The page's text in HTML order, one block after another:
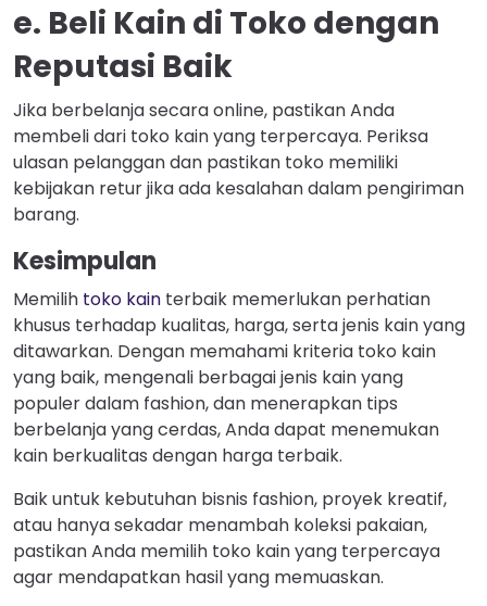
e. Beli Kain di Toko dengan
Reputasi Baik
Jika berbelanja secara online, pastikan Anda
membeli dari toko kain yang terpercaya. Periksa
ulasan pelanggan dan pastikan toko memiliki
kebijakan retur jika ada kesalahan dalam pengiriman
barang.
Kesimpulan
Memilih toko kain terbaik memerlukan perhatian
khusus terhadap kualitas, harga, serta jenis kain yang
ditawarkan. Dengan memahami kriteria toko kain
yang baik, mengenali berbagai jenis kain yang
populer dalam fashion, dan menerapkan tips
berbelanja yang cerdas, Anda dapat menemukan
kain berkualitas dengan harga terbaik.
Baik untuk kebutuhan bisnis fashion, proyek kreatif,
atau hanya sekadar menambah koleksi pakaian,
pastikan Anda memilih toko kain yang terpercaya
agar mendapatkan hasil yang memuaskan.